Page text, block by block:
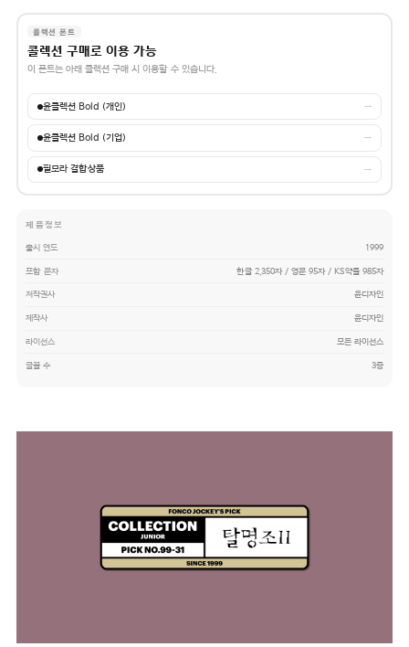
콜렉션 폰트
콜렉션 구매로 이용 가능
이 폰트는 아래 콜렉션 구매 시 이용할 수 있습니다.
윤콜렉션 Bold (개인) →
윤콜렉션 Bold (기업) →
필모라 결합상품 →
제품정보
출시 연도 1999
포함 문자 한글 2,350자 / 영문 95자 / KS약물 985자
저작권사 윤디자인
제작사 윤디자인
라이선스 모든 라이선스
글꼴 수 3종